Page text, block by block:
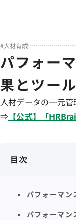
#人材育成
パフォー
果とツー
人材データの一元
⇒ 【公式】「
目次
パフォーマン
パフォーマン